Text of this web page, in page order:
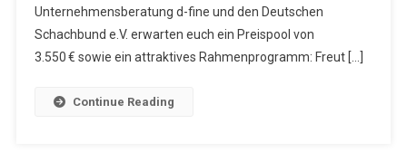
Unternehmensberatung d-fine und den Deutschen
Schachbund e.V. erwarten euch ein Preispool von
3.550 € sowie ein attraktives Rahmenprogramm: Freut […]
Continue Reading